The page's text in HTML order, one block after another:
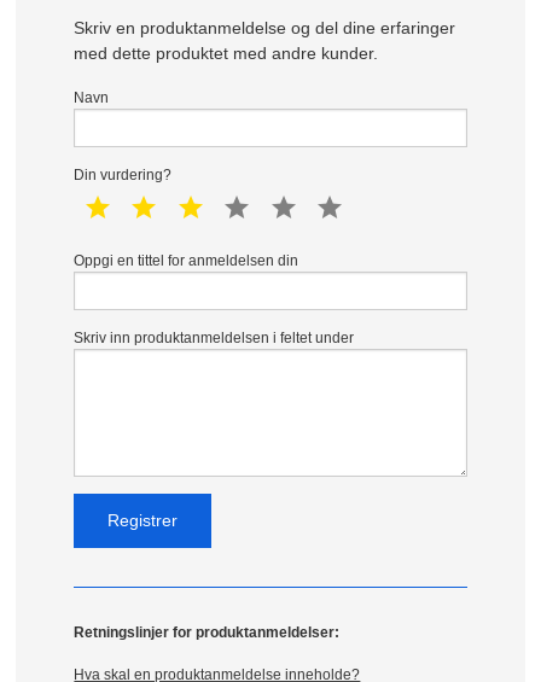
Skriv en produktanmeldelse og del dine erfaringer
med dette produktet med andre kunder.
Navn
Din vurdering?
1 star 2 star 3 star 4 star 5 star
Oppgi en tittel for anmeldelsen din
Skriv inn produktanmeldelsen i feltet under
Retningslinjer for produktanmeldelser:
Hva skal en produktanmeldelse inneholde?